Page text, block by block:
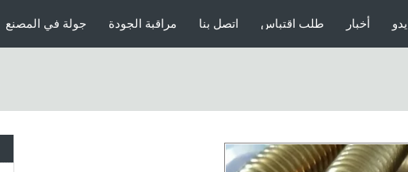
جولة في المصنع مراقبة الجودة اتصل بنا طلب اقتباس أخبار